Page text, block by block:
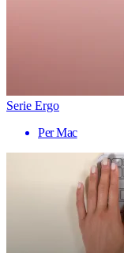
Serie Ergo
Per Mac